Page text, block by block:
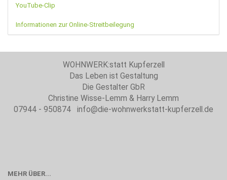
YouTube-Clip
Informationen zur Online-Streitbeilegung
WOHNWERK:statt Kupferzell
Das Leben ist Gestaltung
Die Gestalter GbR
Christine Wisse-Lemm & Harry Lemm
07944 - 950874 info@die-wohnwerkstatt-kupferzell.de
MEHR ÜBER...